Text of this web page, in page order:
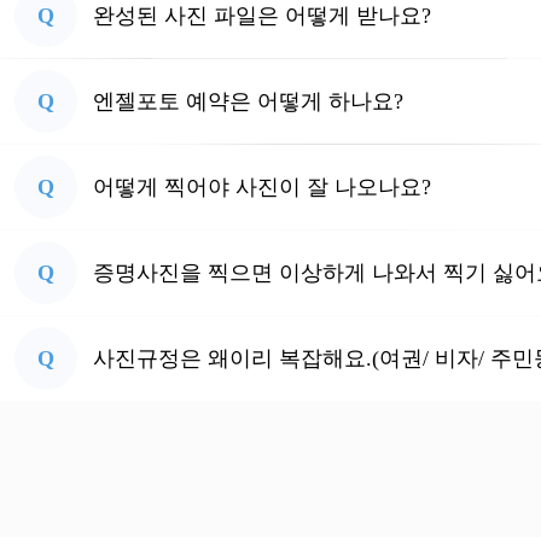
Q 완성된 사진 파일은 어떻게 받나요?
Q 엔젤포토 예약은 어떻게 하나요?
Q 어떻게 찍어야 사진이 잘 나오나요?
Q 증명사진을 찍으면 이상하게 나와서 찍기 싫어
Q 사진규정은 왜이리 복잡해요.(여권/ 비자/ 주민